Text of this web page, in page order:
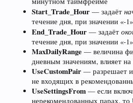
Start_Trade_Hour — задаёт
течение дня, при значении «-
End_Trade_Hour — задаёт
течение дня, при значении «-
MaxDailyRange — величина
дневным значениям, влияет на
UseCustomPair — разрешает
не входящих в
UseSettingsFrom — если
нерекомендованных парах, то